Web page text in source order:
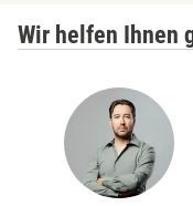
Wir helfen Ihnen
Merzig
Mettingen
Moers